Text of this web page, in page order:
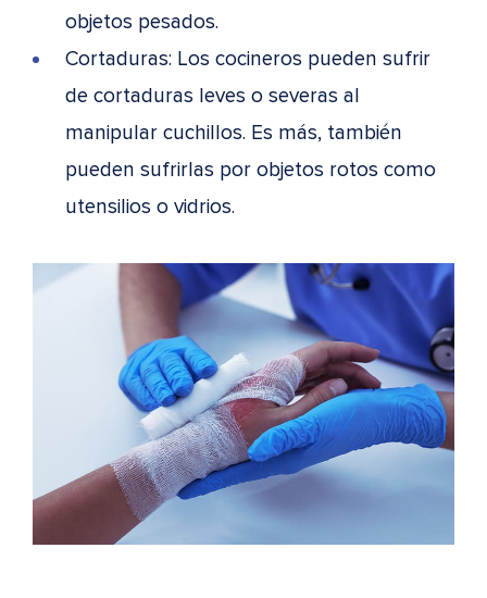
objetos pesados.
Cortaduras: Los cocineros pueden sufrir
de cortaduras leves o severas al
manipular cuchillos. Es más, también
pueden sufrirlas por objetos rotos como
utensilios o vidrios.